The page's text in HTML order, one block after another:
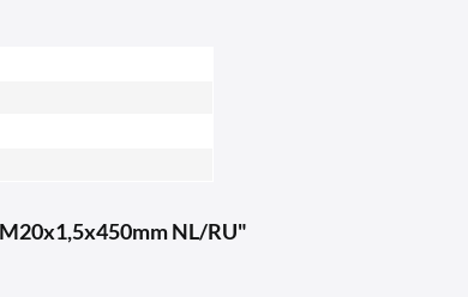
NL/RU"